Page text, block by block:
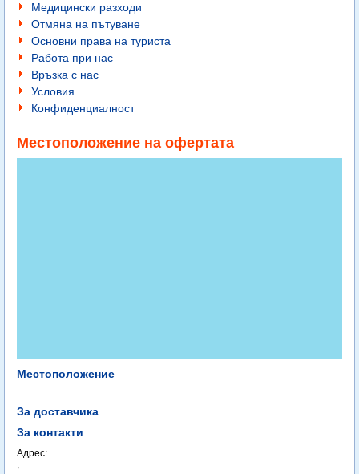
Медицински разходи
Отмяна на пътуване
Основни права на туриста
Работа при нас
Връзка с нас
Условия
Конфиденциалност
Местоположение на офертата
Местоположение
За доставчика
За контакти
Адрес:
,